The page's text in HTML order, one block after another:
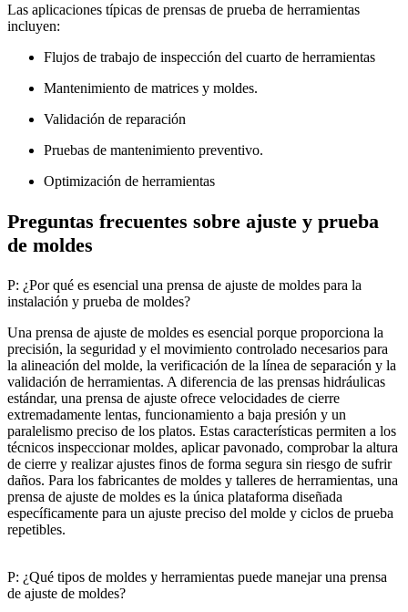
Las aplicaciones típicas de prensas de prueba de herramientas
incluyen:
Flujos de trabajo de inspección del cuarto de herramientas
Mantenimiento de matrices y moldes.
Validación de reparación
Pruebas de mantenimiento preventivo.
Optimización de herramientas
Preguntas frecuentes sobre ajuste y prueba
de moldes
P: ¿Por qué es esencial una prensa de ajuste de moldes para la
instalación y prueba de moldes?
Una prensa de ajuste de moldes es esencial porque proporciona la
precisión, la seguridad y el movimiento controlado necesarios para
la alineación del molde, la verificación de la línea de separación y la
validación de herramientas. A diferencia de las prensas hidráulicas
estándar, una prensa de ajuste ofrece velocidades de cierre
extremadamente lentas, funcionamiento a baja presión y un
paralelismo preciso de los platos. Estas características permiten a los
técnicos inspeccionar moldes, aplicar pavonado, comprobar la altura
de cierre y realizar ajustes finos de forma segura sin riesgo de sufrir
daños. Para los fabricantes de moldes y talleres de herramientas, una
prensa de ajuste de moldes es la única plataforma diseñada
específicamente para un ajuste preciso del molde y ciclos de prueba
repetibles.
P: ¿Qué tipos de moldes y herramientas puede manejar una prensa
de ajuste de moldes?